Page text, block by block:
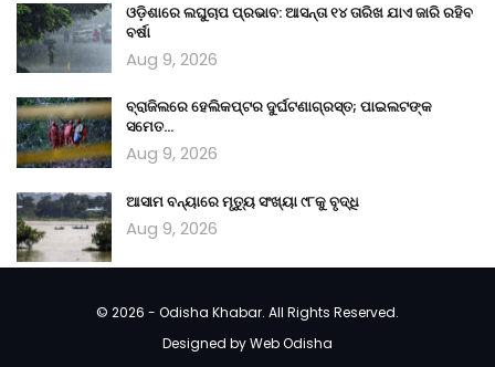
ଓଡ଼ିଶାରେ ଲଘୁଚାପ ପ୍ରଭାବ: ଆସନ୍ତା ୧୪ ତାରିଖ ଯାଏ ଜାରି ରହିବ
ବର୍ଷା
Aug 9, 2026
ବ୍ରାଜିଲରେ ହେଲିକପ୍ଟର ଦୁର୍ଘଟଣାଗ୍ରସ୍ତ; ପାଇଲଟଙ୍କ
ସମେତ…
Aug 9, 2026
ଆସାମ ବନ୍ୟାରେ ମୃତ୍ୟୁ ସଂଖ୍ୟା ୯୮କୁ ବୃଦ୍ଧି
Aug 9, 2026
© 2026 - Odisha Khabar. All Rights Reserved.
Designed byWeb Odisha